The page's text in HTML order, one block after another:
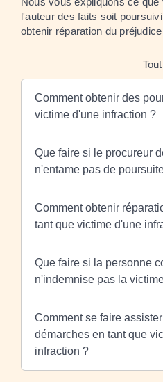
l'auteur des faits soit
obtenir réparation du
Comment obtenir des
victime d'une infraction ?
Que faire si le procureur
n'entame pas de
Comment obtenir
tant que victime d'une
Que faire si la personne
n'indemnise pas la
Comment se faire
démarches en tant que
infraction ?